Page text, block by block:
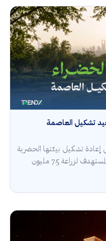
تشكيل العاصمة
إعادة تشكيل بيئتها الحضرية
ضمن مشروع "الرياض الخضراء" المستهدف لزراعة 7.5 مليون